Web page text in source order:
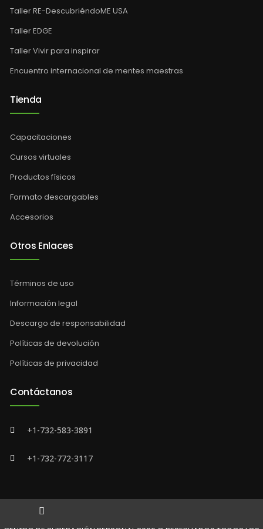
Taller RE-DescubriéndoME USA
Taller EDGE
Taller Vivir para inspirar
Encuentro internacional de mentes maestras
Tienda
Capacitaciones
Cursos virtuales
Productos físicos
Formato descargables
Accesorios
Otros Enlaces
Términos de uso
Información legal
Descargo de responsabilidad
Políticas de devolución
Políticas de privacidad
Contáctanos
+1-732-583-3891
+1-732-772-3117